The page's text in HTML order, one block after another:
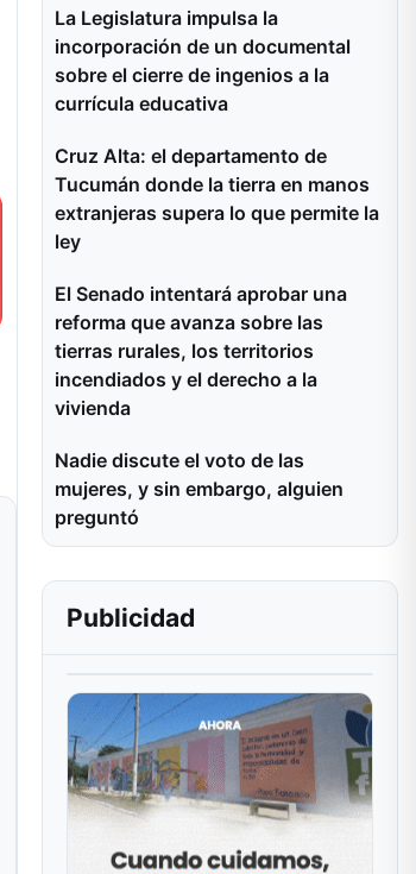
La Legislatura impulsa la
incorporación de un documental
sobre el cierre de ingenios a la
currícula educativa
Cruz Alta: el departamento de
Tucumán donde la tierra en manos
extranjeras supera lo que permite la
ley
El Senado intentará aprobar una
reforma que avanza sobre las
tierras rurales, los territorios
incendiados y el derecho a la
vivienda
Nadie discute el voto de las
mujeres, y sin embargo, alguien
preguntó
Publicidad